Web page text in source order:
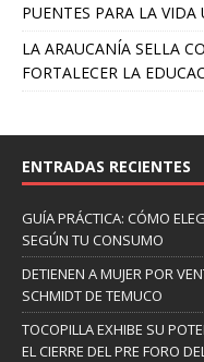
PUENTES PARA LA VIDA
LA ARAUCANÍA SELLA
FORTALECER LA
ENTRADAS RECIENTES
GUÍA PRÁCTICA: CÓMO
SEGÚN TU CONSUMO
DETIENEN A MUJER POR
SCHMIDT DE TEMUCO
TOCOPILLA EXHIBE SU
EL CIERRE DEL PRE FORO